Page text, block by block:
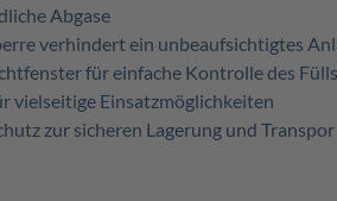
Abgase
verhindert ein unbeaufsichtigtes
für einfache Kontrolle des
vielseitige Einsatzmöglichkeiten
zur sicheren Lagerung und Transpor